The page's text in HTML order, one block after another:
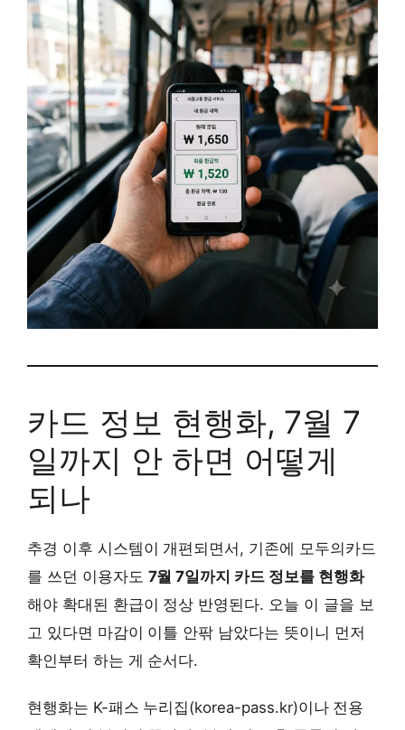
카드 정보 현행화, 7월 7
일까지 안 하면 어떻게
되나
추경 이후 시스템이 개편되면서, 기존에 모두의카드
를 쓰던 이용자도 7월 7일까지 카드 정보를 현행화
해야 확대된 환급이 정상 반영된다. 오늘 이 글을 보
고 있다면 마감이 이틀 안팎 남았다는 뜻이니 먼저
확인부터 하는 게 순서다.
현행화는 K-패스 누리집(korea-pass.kr)이나 전용